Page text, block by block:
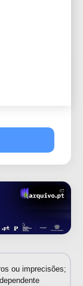
ou imprecisões;